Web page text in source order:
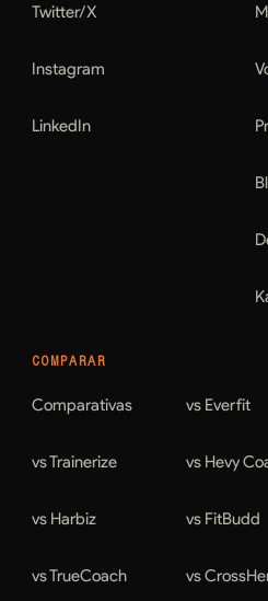
COMPARAR
Comparativas
vs Trainerize
vs Harbiz
vs TrueCoach
vs Everfit
vs Hevy
vs FitBudd
vs
Twitter/X
Instagram
LinkedIn